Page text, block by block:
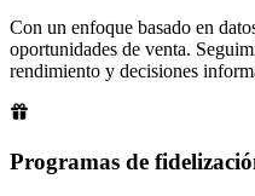
Con un enfoque basado en
oportunidades de venta.
rendimiento y decisiones
Programas de